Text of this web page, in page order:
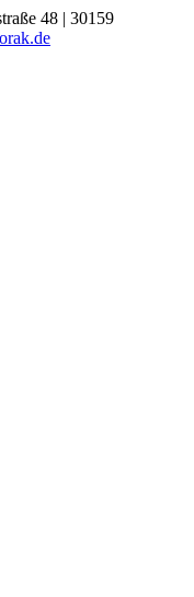
48 | 30159